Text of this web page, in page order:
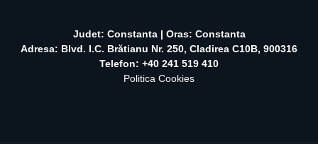
Judet: Constanta | Oras: Constanta
Adresa: Blvd. I.C. Brătianu Nr. 250, Cladirea C10B, 900316
Telefon: +40 241 519 410
Politica Cookies